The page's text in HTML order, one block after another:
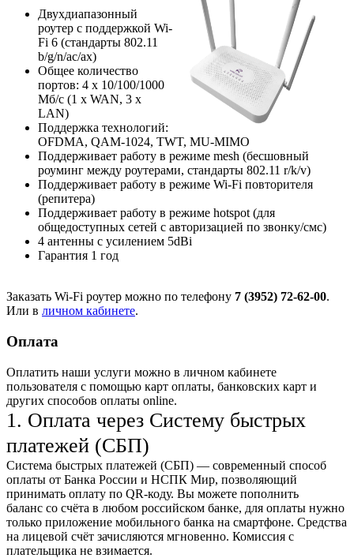
Двухдиапазонный
роутер с поддержкой Wi-
Fi 6 (стандарты 802.11
b/g/n/ac/ax)
Общее количество
портов: 4 х 10/100/1000
Мб/с (1 x WAN, 3 x
LAN)
Поддержка технологий:
OFDMA, QAM-1024, TWT, MU-MIMO
Поддерживает работу в режиме mesh (бесшовный
роуминг между роутерами, стандарты 802.11 r/k/v)
Поддерживает работу в режиме Wi-Fi повторителя
(репитера)
Поддерживает работу в режиме hotspot (для
общедоступных сетей с авторизацией по звонку/смс)
4 антенны с усилением 5dBi
Гарантия 1 год
Заказать Wi-Fi роутер можно по телефону 7 (3952) 72-62-00.
Или в личном кабинете.
Оплата
Оплатить наши услуги можно в личном кабинете
пользователя с помощью карт оплаты, банковских карт и
других способов оплаты online.
1. Оплата через Систему быстрых
платежей (СБП)
Система быстрых платежей (СБП) — современный способ
оплаты от Банка России и НСПК Мир, позволяющий
принимать оплату по QR-коду. Вы можете пополнить
баланс со счёта в любом российском банке, для оплаты нужно
только приложение мобильного банка на смартфоне. Средства
на лицевой счёт зачисляются мгновенно. Комиссия с
плательщика не взимается.